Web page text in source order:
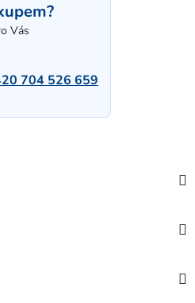
Vás
704 526 659